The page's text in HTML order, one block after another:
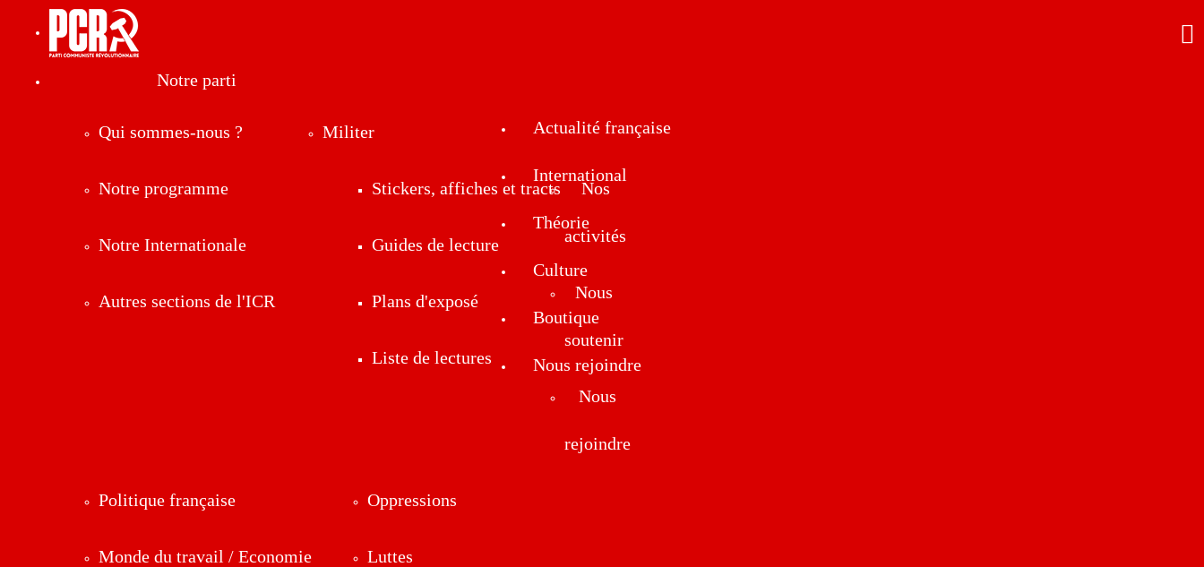
Notre parti
Qui sommes-nous ?
Notre programme
Notre Internationale
Autres sections de l'ICR
Militer
Stickers, affiches et tracts
Guides de lecture
Plans d'exposé
Liste de lectures
Nos
activités
Nous
soutenir
Nous
rejoindre
Actualité française
Politique française
Monde du travail / Economie
Oppressions
Luttes
International
Théorie
Culture
Boutique
Nous rejoindre